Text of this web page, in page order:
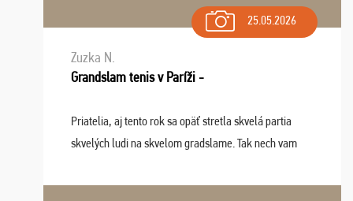
25.05.2026
Zuzka N.
Grandslam tenis v Paríži -
Priatelia, aj tento rok sa opäť stretla skvelá partia
skvelých ludi na skvelom gradslame. Tak nech vam
sa na budúci rok. Prajem vam este veľa ta ...